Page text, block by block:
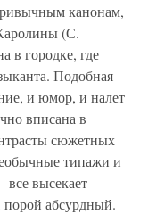
канонам,
(С.
в городке, где
Подобная
и юмор, и налет
вписана в
сюжетных
типажи и
высекает
абсурдный.